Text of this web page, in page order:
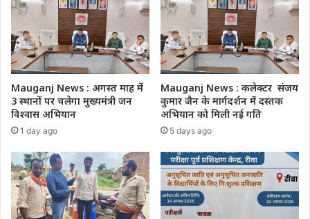
Mauganj News : अगस्त माह में
3 स्थानों पर चलेगा मुख्यमंत्री जन
विश्वास अभियान
1 day ago
Mauganj News : कलेक्टर संजय
कुमार जैन के मार्गदर्शन में दस्तक
अभियान को मिली नई गति
5 days ago